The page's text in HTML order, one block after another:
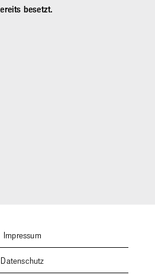
besetzt.
Impressum
Datenschutz